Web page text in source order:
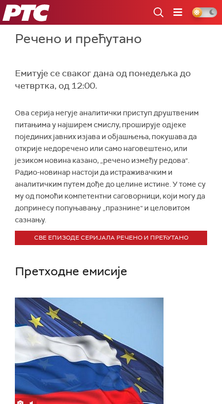
РТС
Речено и прећутано
Емитује се сваког дана од понедељка до
четвртка, од 12:00.
Ова серија негује аналитички приступ друштвеним
питањима у најширем смислу, проширује одјеке
појединих јавних изјава и објашњења, покушава да
открије недоречено или само наговештено, или
језиком новина казано, „речено између редова".
Радио-новинар настоји да истраживачким и
аналитичким путем дође до целине истине. У томе су
му од помоћи компетентни саговорници, који могу да
допринесу попуњавању „празнине" и целовитом
сазнању.
СВЕ ЕПИЗОДЕ СЕРИЈАЛА РЕЧЕНО И ПРЕЋУТАНО
Претходне емисије